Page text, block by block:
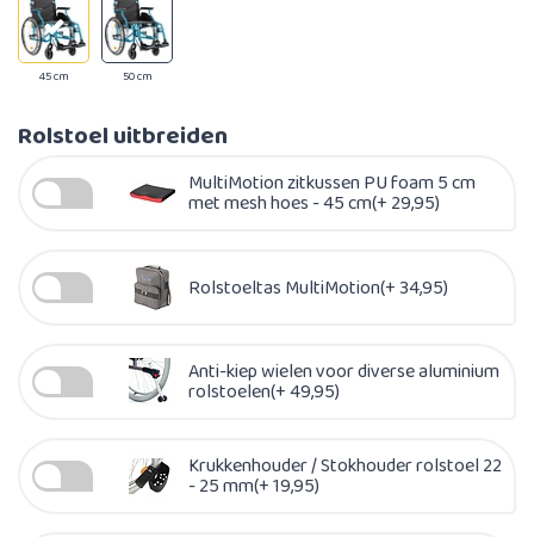
45 cm 50 cm
Rolstoel uitbreiden
MultiMotion zitkussen PU foam 5 cm
met mesh hoes - 45 cm(+ 29,95)
Rolstoeltas MultiMotion(+ 34,95)
Anti-kiep wielen voor diverse aluminium
rolstoelen(+ 49,95)
Krukkenhouder / Stokhouder rolstoel 22
- 25 mm(+ 19,95)